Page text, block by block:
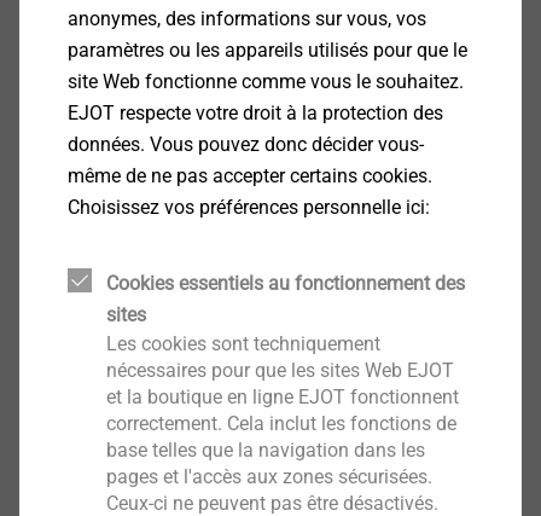
Infos produit
EJOT TSSD®
EJOT ALtracs Xt
Infos produit
anonymes, des informations sur vous, vos
paramètres ou les appareils utilisés pour que le
site Web fonctionne comme vous le souhaitez.
EJOT respecte votre droit à la protection des
données. Vous pouvez donc décider vous-
même de ne pas accepter certains cookies.
Choisissez vos préférences personnelle ici:
Cookies essentiels au fonctionnement des
sites
Les cookies sont techniquement
nécessaires pour que les sites Web EJOT
et la boutique en ligne EJOT fonctionnent
correctement. Cela inclut les fonctions de
base telles que la navigation dans les
pages et l'accès aux zones sécurisées.
Ceux-ci ne peuvent pas être désactivés.